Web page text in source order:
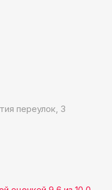
переулок, 3